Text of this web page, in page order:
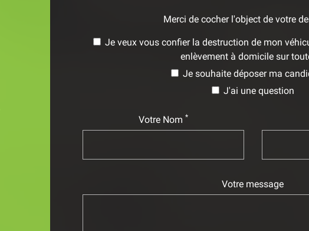
Merci de cocher l'object de votre
Je veux vous confier la destruction de mon
enlèvement à domicile sur
Je souhaite déposer ma
J'ai une question
Votre Nom *
Votre message